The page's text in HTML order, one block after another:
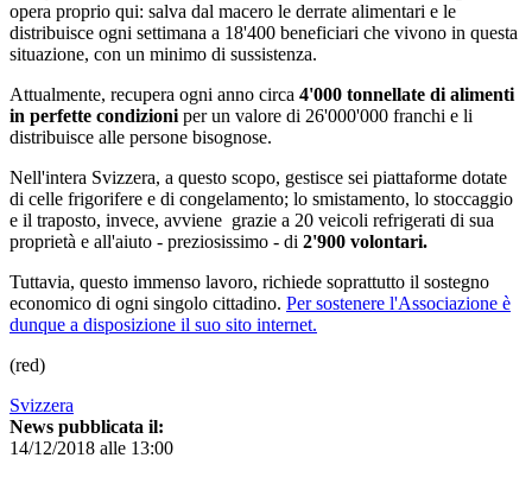
opera proprio qui: salva dal macero le derrate alimentari e le
distribuisce ogni settimana a 18'400 beneficiari che vivono in questa
situazione, con un minimo di sussistenza.
Attualmente, recupera ogni anno circa 4'000 tonnellate di alimenti
in perfette condizioni per un valore di 26'000'000 franchi e li
distribuisce alle persone bisognose.
Nell'intera Svizzera, a questo scopo, gestisce sei piattaforme dotate
di celle frigorifere e di congelamento; lo smistamento, lo stoccaggio
e il traposto, invece, avviene grazie a 20 veicoli refrigerati di sua
proprietà e all'aiuto - preziosissimo - di 2'900 volontari.
Tuttavia, questo immenso lavoro, richiede soprattutto il sostegno
economico di ogni singolo cittadino. Per sostenere l'Associazione è
dunque a disposizione il suo sito internet.
(red)
Svizzera
News pubblicata il:
14/12/2018 alle 13:00